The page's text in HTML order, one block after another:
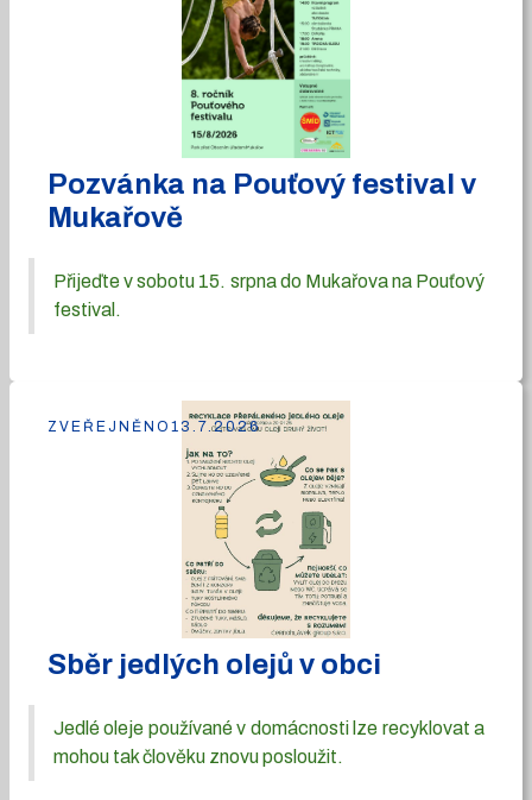
Pozvánka na Pouťový festival v
Mukařově
Přijeďte v sobotu 15. srpna do Mukařova na Pouťový
festival.
Sběr jedlých olejů v obci
Jedlé oleje používané v domácnosti lze recyklovat a
mohou tak člověku znovu posloužit.
ZVEŘEJNĚNO 13.7.2026